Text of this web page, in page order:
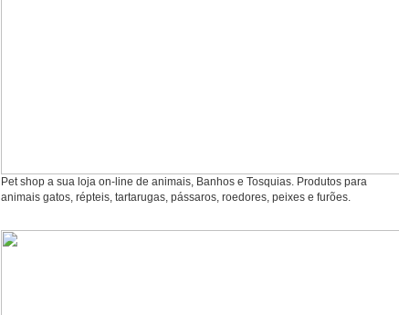
Pet shop a sua loja on-line de animais, Banhos e Tosquias. Produtos para
animais gatos, répteis, tartarugas, pássaros, roedores, peixes e furões.